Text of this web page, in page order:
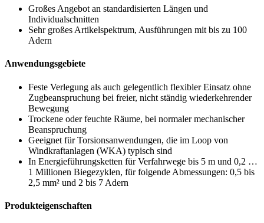
Großes Angebot an standardisierten Längen und
Individualschnitten
Sehr großes Artikelspektrum, Ausführungen mit bis zu 100
Adern
Anwendungsgebiete
Feste Verlegung als auch gelegentlich flexibler Einsatz ohne
Zugbeanspruchung bei freier, nicht ständig wiederkehrender
Bewegung
Trockene oder feuchte Räume, bei normaler mechanischer
Beanspruchung
Geeignet für Torsionsanwendungen, die im Loop von
Windkraftanlagen (WKA) typisch sind
In Energieführungsketten für Verfahrwege bis 5 m und 0,2 …
1 Millionen Biegezyklen, für folgende Abmessungen: 0,5 bis
2,5 mm² und 2 bis 7 Adern
Produkteigenschaften